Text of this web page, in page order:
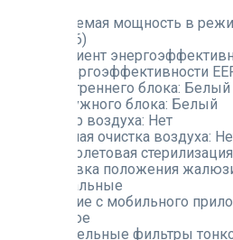
Потребляемая мощность в
(0.67 - 3.56)
Коэффициент
Класс энергоэффективности
Цвет внутреннего блока: Белый
Цвет наружного блока: Белый
Ионизатор воздуха: Нет
Плазменная очистка воздуха:
Ультрафиолетовая
Регулировка положения
горизонтальные
Управление с мобильного
встроенное
Дополнительные фильтры